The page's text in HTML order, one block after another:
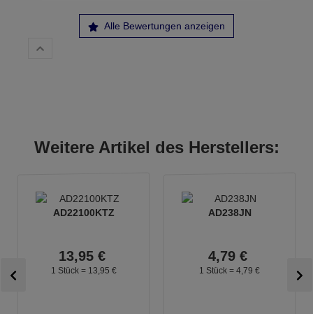
Alle Bewertungen anzeigen
Weitere Artikel des Herstellers:
AD22100KTZ
13,95 €
1 Stück = 13, 95 €
AD238JN
4,79 €
1 Stück = 4, 79 €